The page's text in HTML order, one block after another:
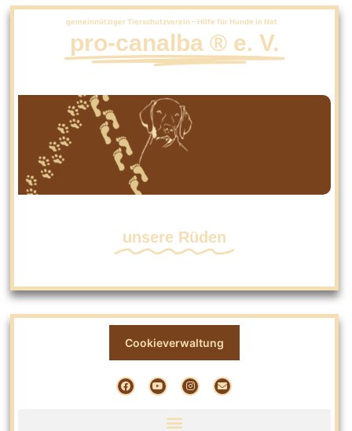
pro-canalba ® e. V.
gemeinnütziger Tierschutzverein – Hilfe für Hunde in Not
unsere Rüden
Cookieverwaltung